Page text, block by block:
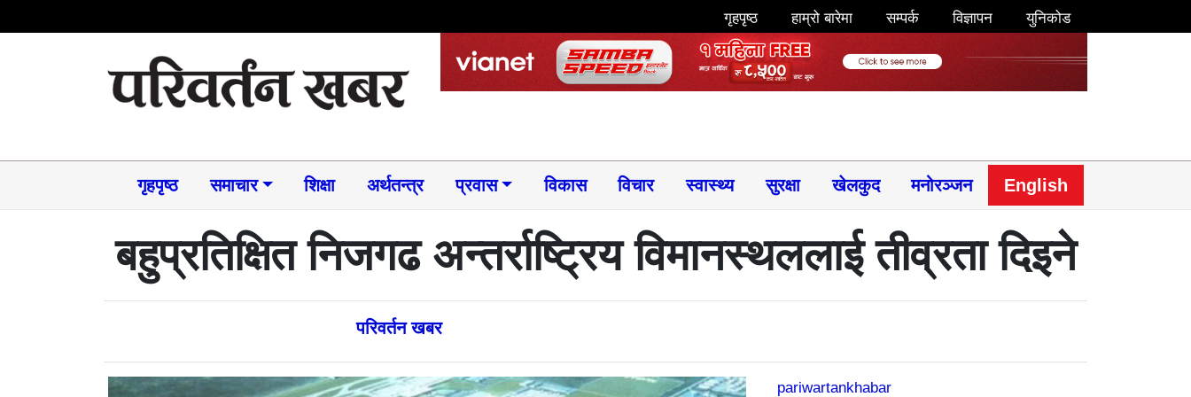
गृहपृष्ठ हाम्रो बारेमा सम्पर्क विज्ञापन युनिकोड
गृहपृष्ठ समाचार​ शिक्षा अर्थतन्त्र प्रवास विकास विचार स्वास्थ्य सुरक्षा खेलकुद मनोरञ्जन English
बहुप्रतिक्षित निजगढ अन्तर्राष्ट्रिय विमानस्थललाई तीव्रता दिइने
परिवर्तन खबर
pariwartankhabar